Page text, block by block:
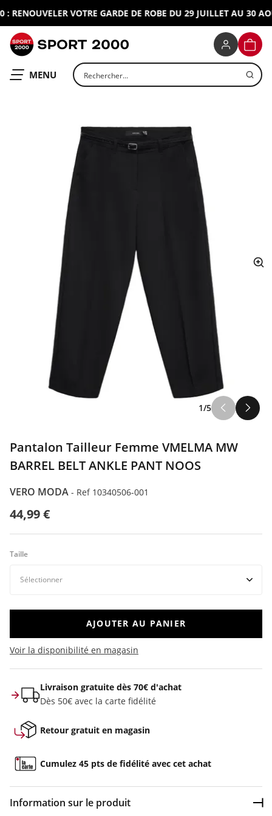
RENOUVELER VOTRE GARDE DE ROBE DU 29 JUILLET AU 30
OUVRIR LE
MENU Rechercher un produit
1/5
Pantalon Tailleur Femme VMELMA MW
BARREL BELT ANKLE PANT NOOS
VERO MODA - Ref 10340506-001
44,99 €
Taille
AJOUTER AU PANIER
Voir la disponibilité en magasin
Livraison gratuite dès 70€ d'achat
Dès 50€ avec la carte fidélité
Retour gratuit en magasin
Cumulez 45 pts de fidélité avec cet achat
Information sur le produit